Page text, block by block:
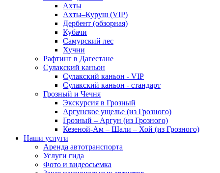
Ахты
Ахты–Куруш (VIP)
Дербент (обзорная)
Кубачи
Самурский лес
Хучни
Рафтинг в Дагестане
Сулакский каньон
Сулакский каньон - VIP
Сулакский каньон - стандарт
Грозный и Чечня
Экскурсия в Грозный
Аргунское ущелье (из Грозного)
Грозный – Аргун (из Грозного)
Кезеной-Ам – Шали – Хой (из Грозного)
Наши услуги
Аренда автотранспорта
Услуги гида
Фото и видеосьемка